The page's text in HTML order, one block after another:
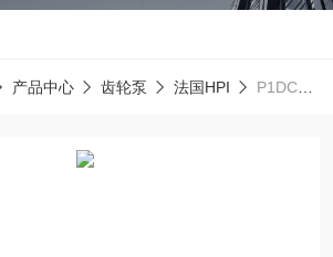
产品中心 齿轮泵 法国HPI P1DCN0100FL40C01N法国HPI齿轮泵